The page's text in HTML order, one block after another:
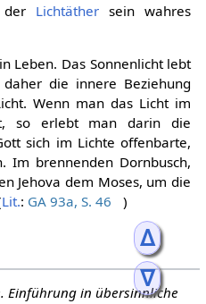
ᐃ
ᐁ
Lichtäthersein wahres
Leben. Das Sonnenlicht lebt
die innere Beziehung
Wenn man das Licht im
so erlebt man darin die
sich im Lichte offenbarte,
Im brennenden Dornbusch,
Jehova dem Moses, um die
Lit.: GA 93a, S. 46 )
Einführung in übersinnliche